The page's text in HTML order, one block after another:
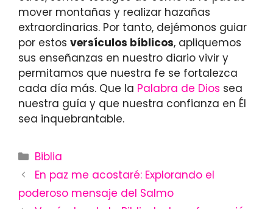
mover montañas y realizar hazañas
extraordinarias. Por tanto, dejémonos guiar
por estos versículos bíblicos, apliquemos
sus enseñanzas en nuestro diario vivir y
permitamos que nuestra fe se fortalezca
cada día más. Que la Palabra de Dios sea
nuestra guía y que nuestra confianza en Él
sea inquebrantable.
Categories
Biblia
En paz me acostaré: Explorando el
poderoso mensaje del Salmo